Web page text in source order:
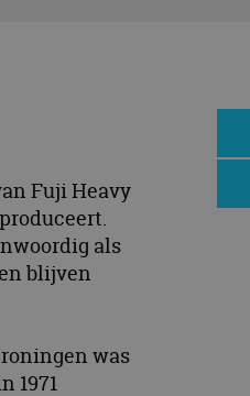
Fuji Heavy
als
blijven
was
1971